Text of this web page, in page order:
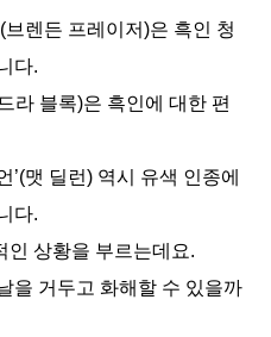
브렌든 프레이저)은 흑인 청
다.
라 블록)은 흑인에 대한 편
’(맷 딜런) 역시 유색 인종에
다.
인 상황을 부르는데요.
을 거두고 화해할 수 있을까